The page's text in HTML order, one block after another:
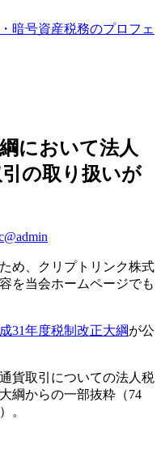
において法人
の取り扱いが
め、クリプトリンク株式
を当会ホームページでも
31年度税制改正大綱が公
貨取引についての法人税
綱からの一部抜粋（74
。